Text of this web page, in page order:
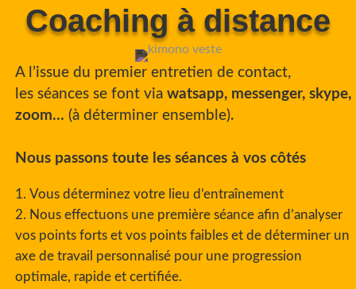
Coaching à distance
A l’issue du premier entretien de contact,
les séances se font via watsapp, messenger, skype,
zoom… (à déterminer ensemble).
Nous passons toute les séances à vos côtés
Vous déterminez votre lieu d’entraînement
Nous effectuons une première séance afin d’analyser
vos points forts et vos points faibles et de déterminer un
axe de travail personnalisé pour une progression
optimale, rapide et certifiée.